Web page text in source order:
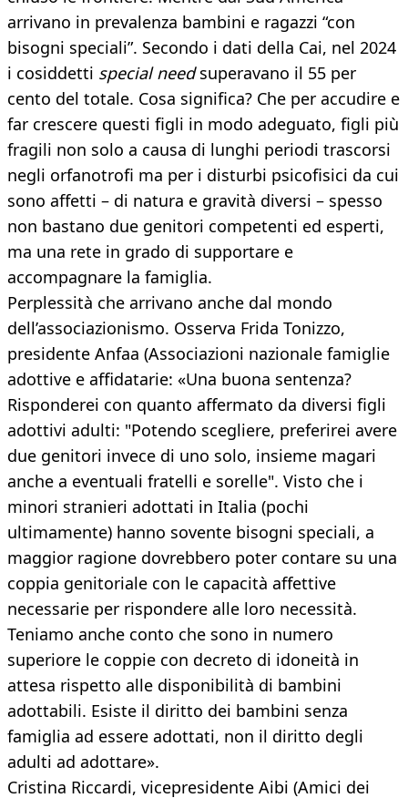
arrivano in prevalenza bambini e ragazzi “con
bisogni speciali”. Secondo i dati della Cai, nel 2024
i cosiddetti special needsuperavano il 55 per
cento del totale. Cosa significa? Che per accudire e
far crescere questi figli in modo adeguato, figli più
fragili non solo a causa di lunghi periodi trascorsi
negli orfanotrofi ma per i disturbi psicofisici da cui
sono affetti – di natura e gravità diversi – spesso
non bastano due genitori competenti ed esperti,
ma una rete in grado di supportare e
accompagnare la famiglia.
Perplessità che arrivano anche dal mondo
dell’associazionismo. Osserva Frida Tonizzo,
presidente Anfaa (Associazioni nazionale famiglie
adottive e affidatarie: «Una buona sentenza?
Risponderei con quanto affermato da diversi figli
adottivi adulti: "Potendo scegliere, preferirei avere
due genitori invece di uno solo, insieme magari
anche a eventuali fratelli e sorelle". Visto che i
minori stranieri adottati in Italia (pochi
ultimamente) hanno sovente bisogni speciali, a
maggior ragione dovrebbero poter contare su una
coppia genitoriale con le capacità affettive
necessarie per rispondere alle loro necessità.
Teniamo anche conto che sono in numero
superiore le coppie con decreto di idoneità in
attesa rispetto alle disponibilità di bambini
adottabili. Esiste il diritto dei bambini senza
famiglia ad essere adottati, non il diritto degli
adulti ad adottare».
Cristina Riccardi, vicepresidente Aibi (Amici dei